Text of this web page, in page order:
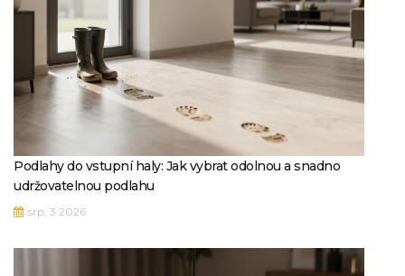
Podlahy do vstupní haly: Jak vybrat odolnou a snadno
udržovatelnou podlahu
srp, 3 2026